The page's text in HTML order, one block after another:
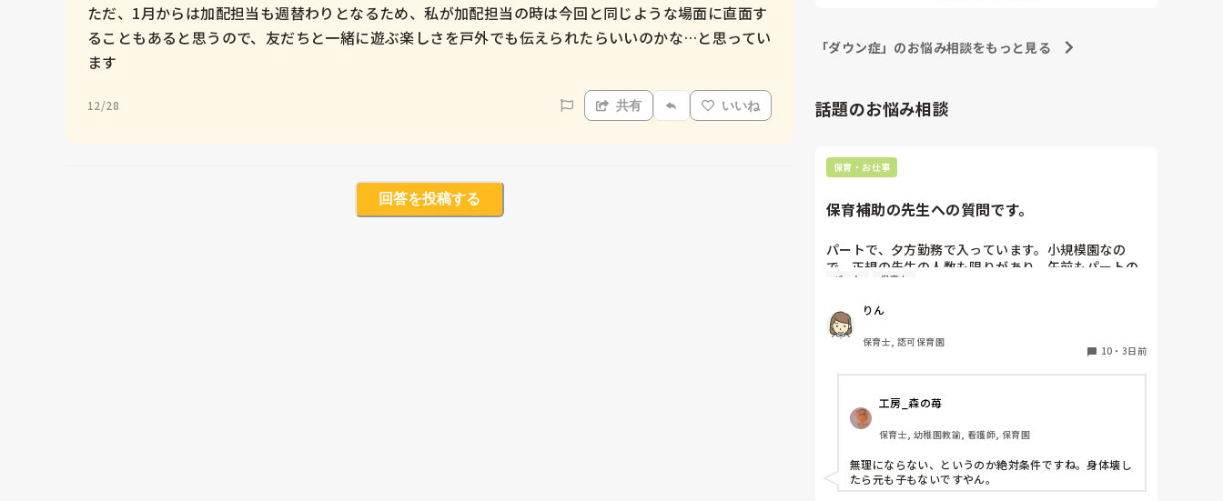
ただ、1月からは加配担当も週替わりとなるため、私が加配担当の時は今回と同じような場面に直面す
ることもあると思うので、友だちと一緒に遊ぶ楽しさを戸外でも伝えられたらいいのかな…と思ってい
ます
12/28 共有 いいね
回答を投稿する
「ダウン症」のお悩み相談をもっと見る
話題のお悩み相談
保育・お仕事
保育補助の先生への質問です。
パートで、夕方勤務で入っています。小規模園なの
で、正規の先生の人数も限りがあり、午前もパートの
保育士さんが1人いたのですが、辞められて配置的に
にくい状態です。
私自身、他にダブルワークもせず、午前、自分の家の
用事だけで特に忙しくもないので、もともと、100名
を超える保育園でフリーをしていたこともあり、午前
すが、さほど苦にはなりません。
上のような状況だと、皆さんなら、午前保育、手伝い
ますか？
園長からは、この日、大丈夫とか聞かれたりします。
が、辛ければ大丈夫だからとも言われます。正規の先
パート 保育士
りん
保育士, 認可保育園
10 ・ 3日前
工房_森の苺
保育士, 幼稚園教諭, 看護師, 保育園
無理にならない、というのか絶対条件ですね。身体壊し
たら元も子もないですやん。